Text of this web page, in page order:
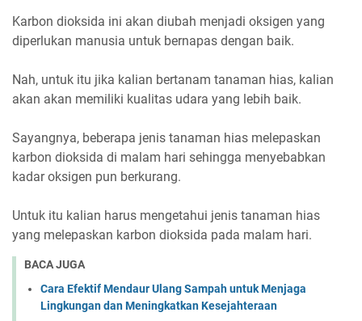
Karbon dioksida ini akan diubah menjadi oksigen yang
diperlukan manusia untuk bernapas dengan baik.
Nah, untuk itu jika kalian bertanam tanaman hias, kalian
akan akan memiliki kualitas udara yang lebih baik.
Sayangnya, beberapa jenis tanaman hias melepaskan
karbon dioksida di malam hari sehingga menyebabkan
kadar oksigen pun berkurang.
Untuk itu kalian harus mengetahui jenis tanaman hias
yang melepaskan karbon dioksida pada malam hari.
BACA JUGA
Cara Efektif Mendaur Ulang Sampah untuk Menjaga
Lingkungan dan Meningkatkan Kesejahteraan